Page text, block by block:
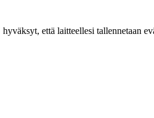
että laitteellesi tallennetaan